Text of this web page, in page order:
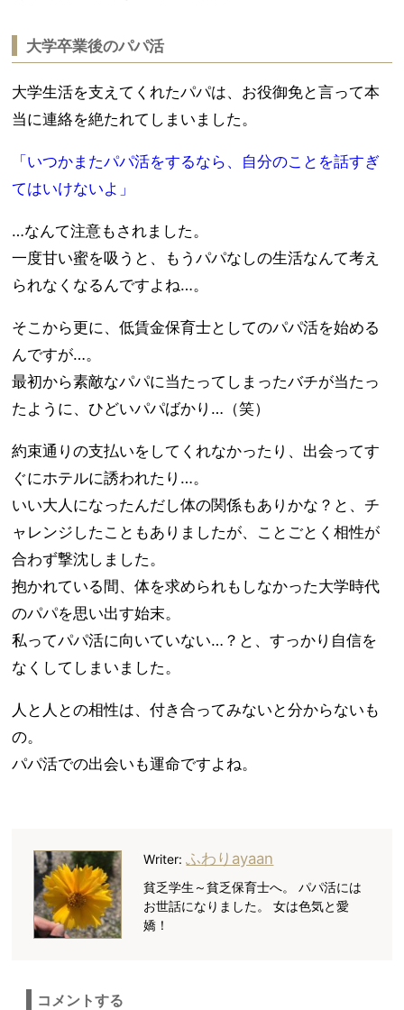
大学卒業後のパパ活
大学生活を支えてくれたパパは、お役御免と言って本
当に連絡を絶たれてしまいました。
「いつかまたパパ活をするなら、自分のことを話すぎ
てはいけないよ」
…なんて注意もされました。
一度甘い蜜を吸うと、もうパパなしの生活なんて考え
られなくなるんですよね…。
そこから更に、低賃金保育士としてのパパ活を始める
んですが…。
最初から素敵なパパに当たってしまったバチが当たっ
たように、ひどいパパばかり…（笑）
約束通りの支払いをしてくれなかったり、出会ってす
ぐにホテルに誘われたり…。
いい大人になったんだし体の関係もありかな？と、チ
ャレンジしたこともありましたが、ことごとく相性が
合わず撃沈しました。
抱かれている間、体を求められもしなかった大学時代
のパパを思い出す始末。
私ってパパ活に向いていない…？と、すっかり自信を
なくしてしまいました。
人と人との相性は、付き合ってみないと分からないも
の。
パパ活での出会いも運命ですよね。
Writer:ふわりayaan
貧乏学生～貧乏保育士へ。 パパ活には
お世話になりました。 女は色気と愛
嬌！
コメントする